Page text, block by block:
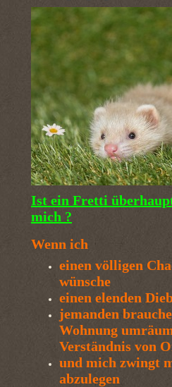
Ist ein Fretti
mich ?
Wenn ich
einen völligen
wünsche
einen elenden
jemanden
Wohnung
Verständnis von
und mich zwingt
abzulegen